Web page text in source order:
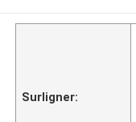
Surligner: